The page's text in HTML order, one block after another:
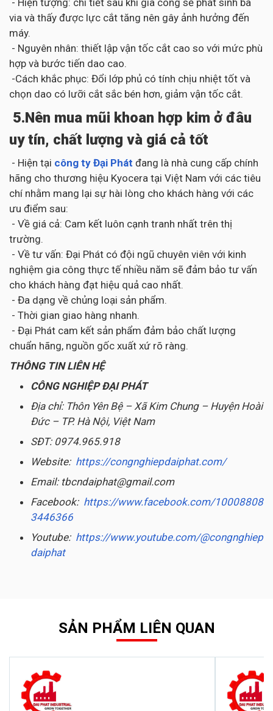
via và thấy được lực cắt tăng nên gây ảnh hưởng đến
máy.
- Nguyên nhân: thiết lập vận tốc cắt cao so với mức phù
hợp và bước tiến dao cao.
-Cách khắc phục: Đổi lớp phủ có tính chịu nhiệt tốt và
chọn dao có lưỡi cắt sắc bén hơn, giảm vận tốc cắt.
5.Nên mua mũi khoan hợp kim ở đâu
uy tín, chất lượng và giá cả tốt
- Hiện tại công ty Đại Phát đang là nhà cung cấp chính
hãng cho thương hiệu Kyocera tại Việt Nam với các tiêu
chí nhằm mang lại sự hài lòng cho khách hàng với các
ưu điểm sau:
- Về giá cả: Cam kết luôn cạnh tranh nhất trên thị
trường.
- Về tư vấn: Đại Phát có đội ngũ chuyên viên với kinh
nghiệm gia công thực tế nhiều năm sẽ đảm bảo tư vấn
cho khách hàng đạt hiệu quả cao nhất.
- Đa dạng về chủng loại sản phẩm.
- Thời gian giao hàng nhanh.
- Đại Phát cam kết sản phẩm đảm bảo chất lượng
chuẩn hãng, nguồn gốc xuất xứ rõ ràng.
THÔNG TIN LIÊN HỆ
CÔNG NGHIỆP ĐẠI PHÁT
Địa chỉ: Thôn Yên Bệ – Xã Kim Chung – Huyện Hoài
Đức – TP. Hà Nội, Việt Nam
SĐT: 0974.965.918
Website: https://congnghiepdaiphat.com/
Email: tbcndaiphat@gmail.com
Facebook: https://www.facebook.com/10008808
3446366
Youtube: https://www.youtube.com/@congnghiep
daiphat
SẢN PHẨM LIÊN QUAN